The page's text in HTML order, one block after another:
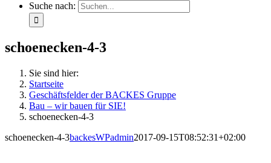
Suche nach:
schoenecken-4-3
Sie sind hier:
Startseite
Geschäftsfelder der BACKES Gruppe
Bau – wir bauen für SIE!
schoenecken-4-3
schoenecken-4-3backesWPadmin2017-09-15T08:52:31+02:00